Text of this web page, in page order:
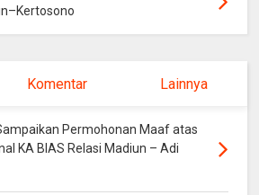
Komentar Lainnya
Permohonan Maaf atas
KA BIAS Relasi Madiun – Adi